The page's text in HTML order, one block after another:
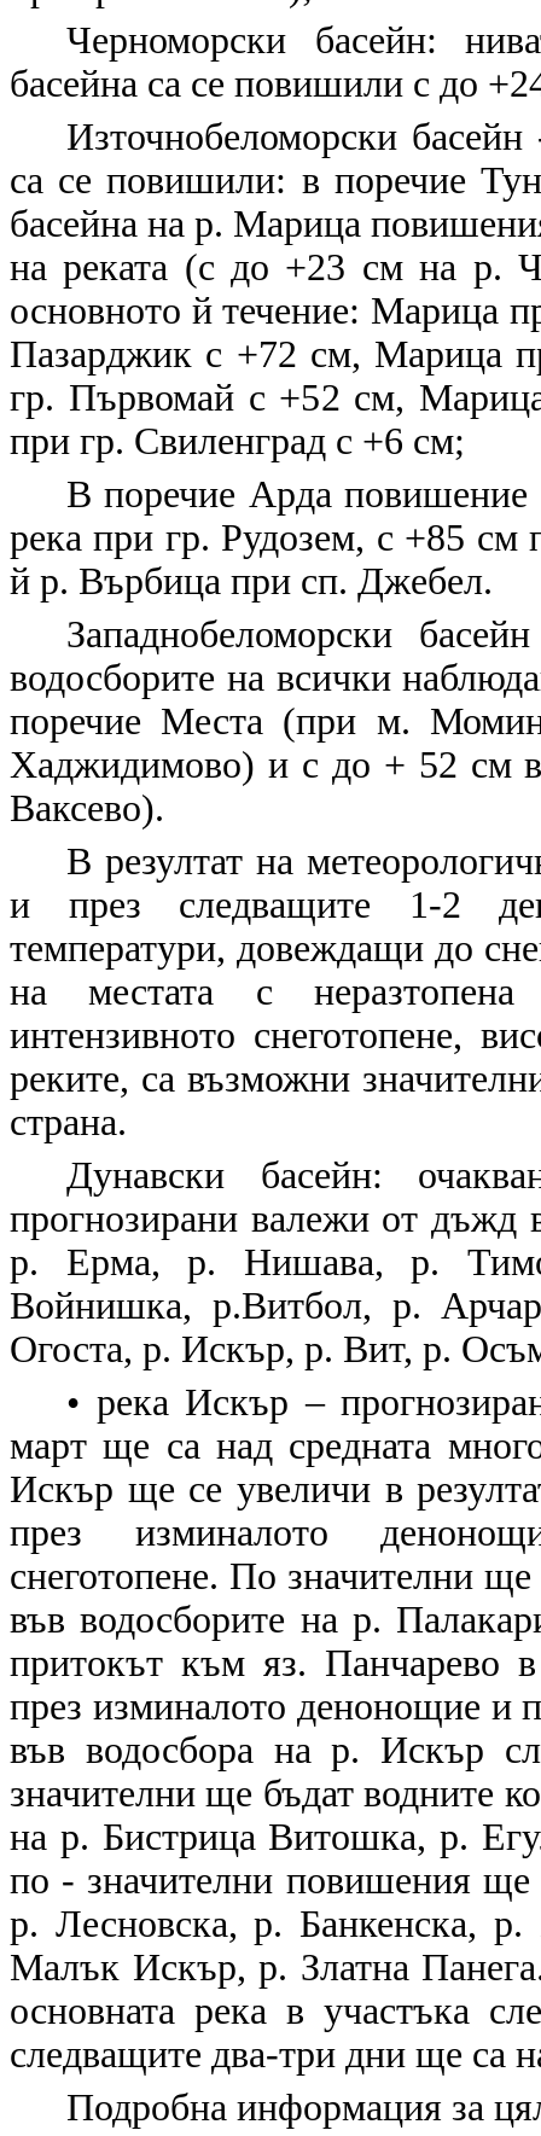
Черноморски басейн:
басейна са се повишили с до
Източнобеломорски
са се повишили: в поречие
басейна на р. Марица
на реката (с до +23 см на р.
основното й течение: Марица
Пазарджик с +72 см, Марица
гр. Първомай с +52 см,
при гр. Свиленград с +6 см;
В поречие Арда повишение
река при гр. Рудозем, с +85
й р. Върбица при сп. Джебел.
Западнобеломорски
водосборите на всички
поречие Места (при м.
Хаджидимово) и с до + 52 см
Ваксево).
В резултат на
и през следващите 1-2
температури, довеждащи до
на местата с
интензивното снеготопене,
реките, са възможни
страна.
Дунавски басейн:
прогнозирани валежи от дъжд
р. Ерма, р. Нишава, р.
Войнишка, р.Витбол, р.
Огоста, р. Искър, р. Вит, р.
• река Искър –
март ще са над средната
Искър ще се увеличи в
през изминалото
снеготопене. По значителни
във водосборите на р.
притокът към яз. Панчарево в
през изминалото денонощие и
във водосбора на р. Искър
значителни ще бъдат водните
на р. Бистрица Витошка, р.
по - значителни повишения ще
р. Лесновска, р. Банкенска,
Малък Искър, р. Златна
основната река в участъка
следващите два-три дни ще са
Подробна информация за